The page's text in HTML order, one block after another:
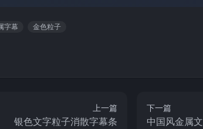
字幕 金色粒子
上一篇
银色文字粒子消散字幕条
下一篇
中国风金属